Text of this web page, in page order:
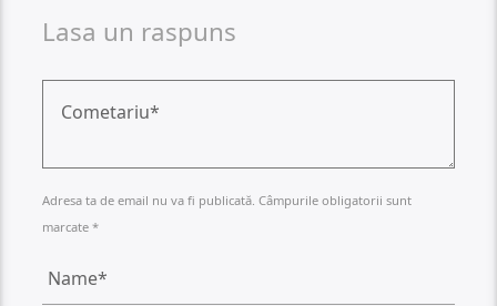
Lasa un raspuns
Adresa ta de email nu va fi publicată. Câmpurile obligatorii sunt
marcate *